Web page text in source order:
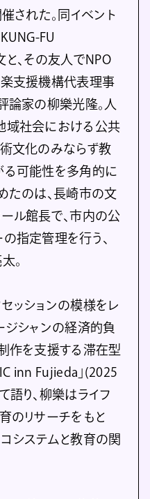
された。同イベント
FU
、その友人でNPO
支援機構代表理事
論家の柳樂光隆。人
域社会における公共
文化のみならず教
可能性を多角的に
たのは、長崎市の文
ル館長で、市内の公
指定管理を行う、
。
ッションの模様をレ
ジシャンの経済的負
作を支援する滞在型
inn Fujieda」(2025
り、柳樂はライフ
のリサーチをもと
システムと教育の関